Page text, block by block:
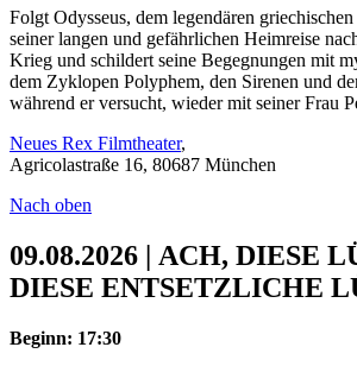
Folgt Odysseus, dem legendären
seiner langen und gefährlichen Heimreise
Krieg und schildert seine Begegnungen mit
dem Zyklopen Polyphem, den Sirenen und
während er versucht, wieder mit seiner Frau
Neues Rex Filmtheater,
Agricolastraße 16, 80687 München
Nach oben
09.08.2026 | ACH, DIESE
DIESE ENTSETZLICHE
Beginn: 17:30